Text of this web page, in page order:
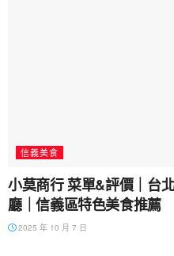
信義美食
小莫商行 菜單&評價｜台
廳｜信義區特色美食推薦
2025 年 10 月 7 日